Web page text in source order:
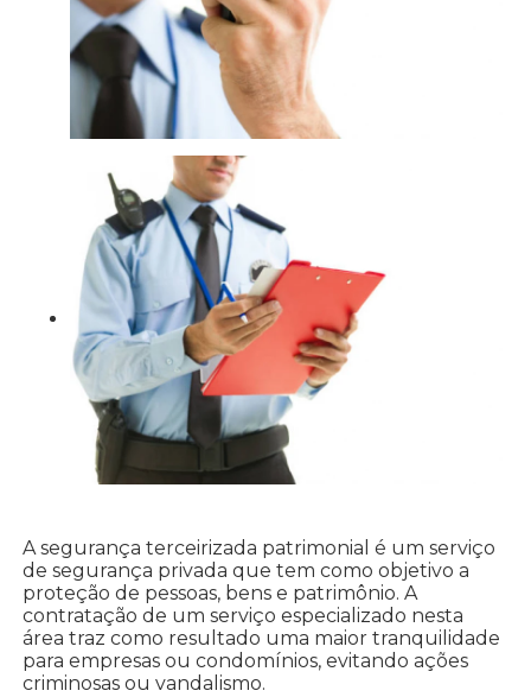
A segurança terceirizada patrimonial é um serviço
de segurança privada que tem como objetivo a
proteção de pessoas, bens e patrimônio. A
contratação de um serviço especializado nesta
área traz como resultado uma maior tranquilidade
para empresas ou condomínios, evitando ações
criminosas ou vandalismo.